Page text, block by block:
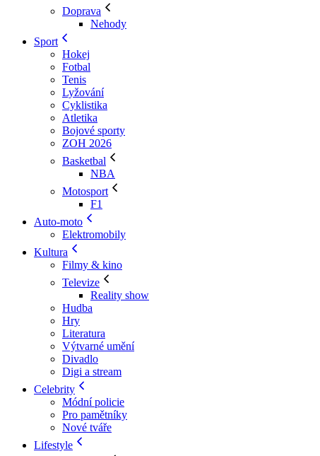
Doprava
Nehody
Sport
Hokej
Fotbal
Tenis
Lyžování
Cyklistika
Atletika
Bojové sporty
ZOH 2026
Basketbal
NBA
Motosport
F1
Auto-moto
Elektromobily
Kultura
Filmy & kino
Televize
Reality show
Hudba
Hry
Literatura
Výtvarné umění
Divadlo
Digi a stream
Celebrity
Módní policie
Pro pamětníky
Nové tváře
Lifestyle